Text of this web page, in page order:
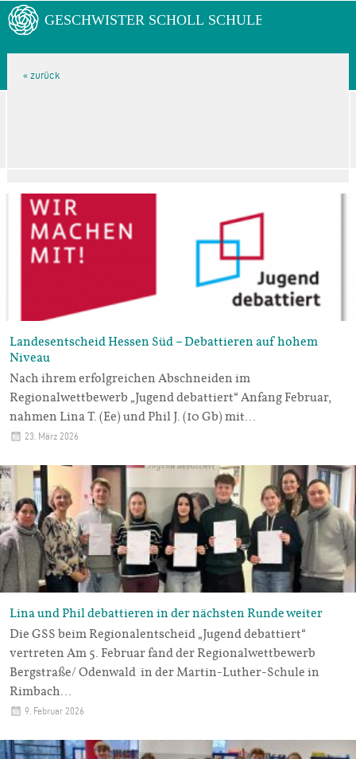
Landesentscheid Hessen Süd – Debattieren auf hohem
Niveau
Nach ihrem erfolgreichen Abschneiden im
Regionalwettbewerb „Jugend debattiert“ Anfang Februar,
nahmen Lina T. (Ee) und Phil J. (10 Gb) mit…
23. März 2026
Lina und Phil debattieren in der nächsten Runde weiter
Die GSS beim Regionalentscheid „Jugend debattiert“
vertreten Am 5. Februar fand der Regionalwettbewerb
Bergstraße/ Odenwald in der Martin-Luther-Schule in
Rimbach…
9. Februar 2026